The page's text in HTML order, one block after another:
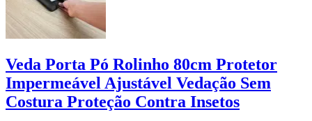
Veda Porta Pó Rolinho 80cm Protetor
Impermeável Ajustável Vedação Sem
Costura Proteção Contra Insetos